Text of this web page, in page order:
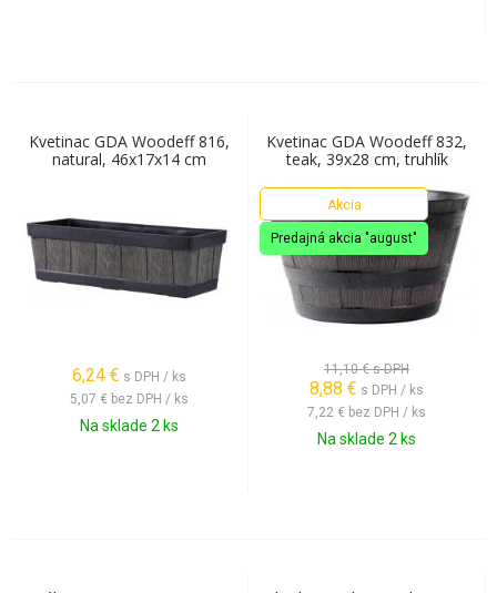
Kvetinac GDA Woodeff 816,
natural, 46x17x14 cm
6,24 € s DPH / ks
5,07 € bez DPH / ks
Na sklade 2 ks
Kvetinac GDA Woodeff 832,
teak, 39x28 cm, truhlík
Akcia
Predajná akcia "august"
11,10 €s DPH
8,88 € s DPH / ks
7,22 € bez DPH / ks
Na sklade 2 ks